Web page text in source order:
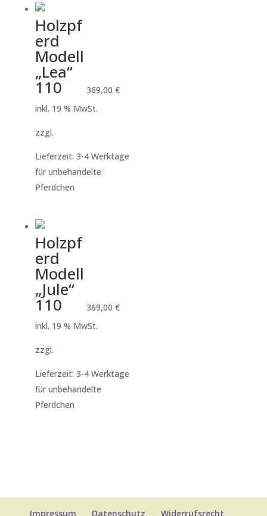
Holzpf
erd
Modell
„Lea“
110 369,00€
inkl. 19 % MwSt.
zzgl.
Lieferzeit: 3-4 Werktage
für unbehandelte
Pferdchen
Holzpf
erd
Modell
„Jule“
110 369,00€
inkl. 19 % MwSt.
zzgl.
Lieferzeit: 3-4 Werktage
für unbehandelte
Pferdchen
Impressum Datenschutz Widerrufsrecht